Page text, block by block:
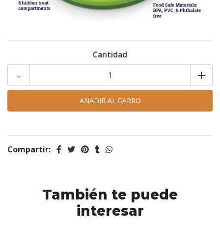
Cantidad
- +
Compartir:
También te puede
interesar